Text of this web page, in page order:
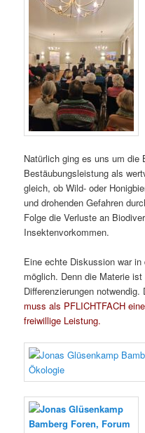
Natürlich ging es uns um die
Bestäubungsleistung als
gleich, ob Wild- oder
und drohenden Gefahren
Folge die Verluste an
Insektenvorkommen.
Eine echte Diskussion war
möglich. Denn die Materie
Differenzierungen
muss als PFLICHTFACH
freiwillige Leistung.